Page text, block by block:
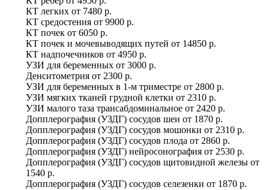
КТ легких от 7480 р.
КТ средостения от 9900 р.
КТ почек от 6050 р.
КТ почек и мочевыводящих путей от 14850 р.
КТ надпочечников от 4950 р.
УЗИ для беременных от 3000 р.
Денситометрия от 2300 р.
УЗИ для беременных в 1-м триместре от 2800 р.
УЗИ мягких тканей грудной клетки от 2310 р.
УЗИ малого таза трансабдоминальное от 2420 р.
Допплерография (УЗДГ) сосудов шеи от 1870 р.
Допплерография (УЗДГ) сосудов мошонки от 2310 р.
Допплерография (УЗДГ) сосудов плода от 2860 р.
Допплерография (УЗДГ) нейросонография от 2530 р.
Допплерография (УЗДГ) сосудов щитовидной железы от
1540 р.
Допплерография (УЗДГ) сосудов селезенки от 1870 р.